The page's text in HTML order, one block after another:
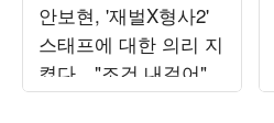
안보현, '재벌X형사2'
스태프에 대한 의리 지
켰다…"조건 내걸어"
상남자 면모 ('목요일